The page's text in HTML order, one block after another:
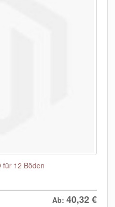
für 12 Böden
Ab: 40,32€